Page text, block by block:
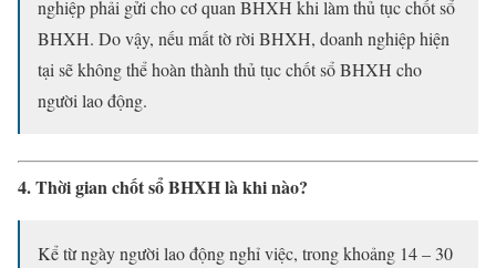
nghiệp phải gửi cho cơ quan BHXH khi làm thủ tục chốt sổ
BHXH. Do vậy, nếu mất tờ rời BHXH, doanh nghiệp hiện
tại sẽ không thể hoàn thành thủ tục chốt sổ BHXH cho
người lao động.
4. Thời gian chốt sổ BHXH là khi nào?
Kể từ ngày người lao động nghỉ việc, trong khoảng 14 – 30